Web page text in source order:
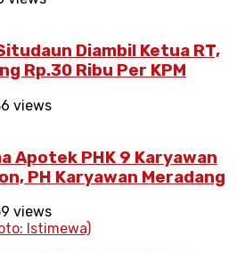
Diambil Ketua RT,
Rp.30 Ribu Per KPM
views
Apotek PHK 9 Karyawan
PH Karyawan Meradang
views